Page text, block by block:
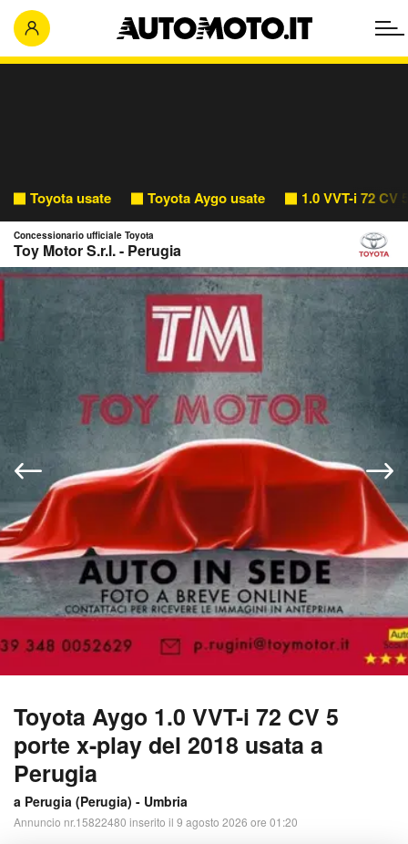
Toyota usate Toyota Aygo usate 1.0 VVT-i 72 CV
Toyota Aygo 1.0 VVT-i 72 CV 5
porte x-play del 2018 usata a
Perugia
a Perugia (Perugia) - Umbria
Annuncio nr.15822480 inserito il 9 agosto 2026 ore 01:20
Concessionario ufficiale Toyota
Toy Motor S.r.l. - Perugia